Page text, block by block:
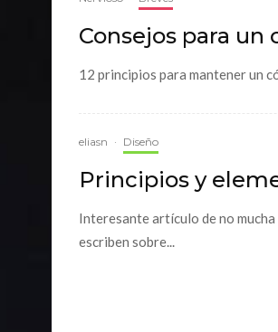
Consejos para
12 principios para mantener un
eliasn · Diseño
Principios y
Interesante artículo de no
escriben sobre...